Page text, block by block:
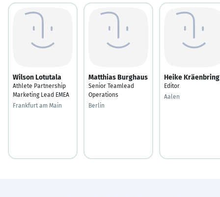
Wilson Lotutala
Athlete Partnership
Marketing Lead EMEA
Frankfurt am Main
Matthias Burghaus
Senior Teamlead
Operations
Berlin
Heike Kräenbring
Editor
Aalen